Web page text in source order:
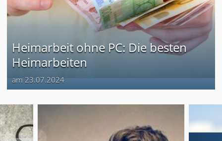
Heimarbeit ohne PC: Die besten
Heimarbeiten
am 23.07.2024